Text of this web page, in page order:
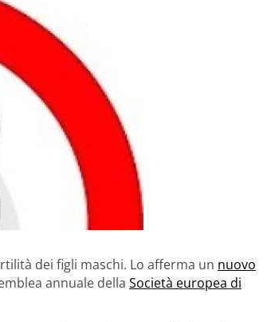
dei figli maschi. Lo afferma un nuovo
annuale della Società europea di